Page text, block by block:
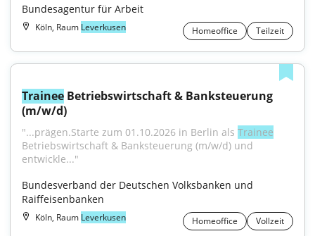
Bundesagentur für Arbeit
Köln, Raum Leverkusen Homeoffice Teilzeit
Trainee Betriebswirtschaft & Banksteuerung
(m/w/d)
"...prägen.Starte zum 01.10.2026 in Berlin als Trainee
Betriebswirtschaft & Banksteuerung (m/w/d) und
entwickle..."
Bundesverband der Deutschen Volksbanken und
Raiffeisenbanken
Köln, Raum Leverkusen Homeoffice Vollzeit